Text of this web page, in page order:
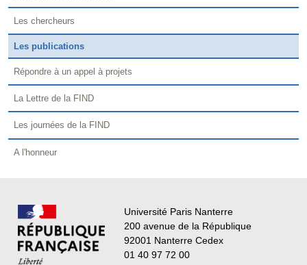
Les chercheurs
Les publications
Répondre à un appel à projets
La Lettre de la FIND
Les journées de la FIND
A l'honneur
Université Paris Nanterre
200 avenue de la République
92001 Nanterre Cedex
01 40 97 72 00